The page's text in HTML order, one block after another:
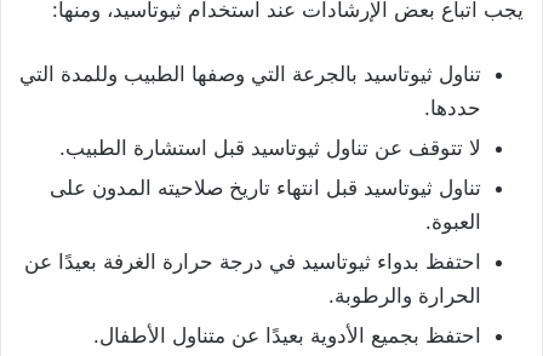
يجب اتباع بعض الإرشادات عند استخدام ثيوتاسيد، ومنها:
تناول ثيوتاسيد بالجرعة التي وصفها الطبيب وللمدة التي
حددها.
لا تتوقف عن تناول ثيوتاسيد قبل استشارة الطبيب.
تناول ثيوتاسيد قبل انتهاء تاريخ صلاحيته المدون على
العبوة.
احتفظ بدواء ثيوتاسيد في درجة حرارة الغرفة بعيدًا عن
الحرارة والرطوبة.
احتفظ بجميع الأدوية بعيدًا عن متناول الأطفال.